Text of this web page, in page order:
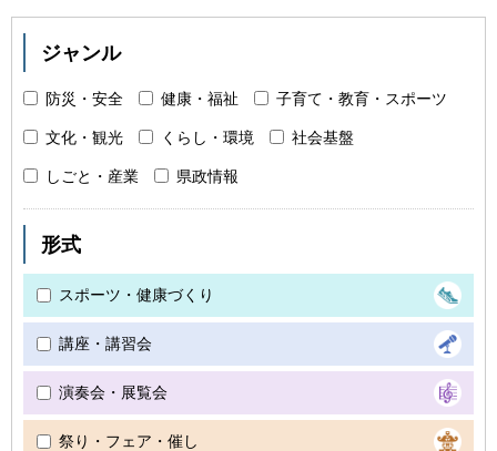
ジャンル
防災・安全 健康・福祉 子育て・教育・スポーツ
文化・観光 くらし・環境 社会基盤
しごと・産業 県政情報
形式
スポーツ・健康づくり
講座・講習会
演奏会・展覧会
祭り・フェア・催し